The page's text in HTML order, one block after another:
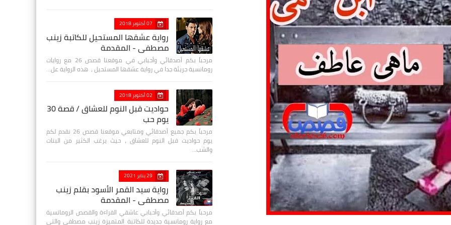
07 أكتوبر 2018
رواية عشقها المستحيل للكاتبة زينب
مصطفي - المقدمة
مرحباً بكم أصدقائي وأحبابي في موقعنا قصص 26 مع روايات
رومانسية جريئة جدا في رواية عشقها المستحيل ، هذه الرواية عل…
02 أكتوبر 2018
حواديت قبل النوم للعشاق / قصة 30
يوم حب
مرحباً بكم جميع أصدقائي ومتابعي موقعنا قصص 26 نقدم لكم
يوم حواديت قبل النوم للعشاق ، حيث يرغب الكثير من البنات
والشب…
29 يناير 2021
رواية سيد القمر الأسود بقلم زينب
مصطفي - المقدمة
مرحباً بكم أصدقائي وأحبابي عاشقي القراءة والقصص الرومانسية
مع رواية رومانسية جديدة للكاتبة المتميزة زينب مصطفى والتي